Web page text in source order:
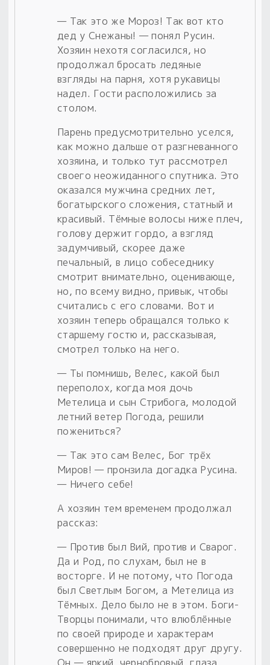
— Так это же Мороз! Так вот кто
дед у Снежаны! — понял Русин.
Хозяин нехотя согласился, но
продолжал бросать ледяные
взгляды на парня, хотя рукавицы
надел. Гости расположились за
столом.
Парень предусмотрительно уселся,
как можно дальше от разгневанного
хозяина, и только тут рассмотрел
своего неожиданного спутника. Это
оказался мужчина средних лет,
богатырского сложения, статный и
красивый. Тёмные волосы ниже плеч,
голову держит гордо, а взгляд
задумчивый, скорее даже
печальный, в лицо собеседнику
смотрит внимательно, оценивающе,
но, по всему видно, привык, чтобы
считались с его словами. Вот и
хозяин теперь обращался только к
старшему гостю и, рассказывая,
смотрел только на него.
— Ты помнишь, Велес, какой был
переполох, когда моя дочь
Метелица и сын Стрибога, молодой
летний ветер Погода, решили
пожениться?
— Так это сам Велес, Бог трёх
Миров! — пронзила догадка Русина.
— Ничего себе!
А хозяин тем временем продолжал
рассказ:
— Против был Вий, против и Сварог.
Да и Род, по слухам, был не в
восторге. И не потому, что Погода
был Светлым Богом, а Метелица из
Тёмных. Дело было не в этом. Боги-
Творцы понимали, что влюблённые
по своей природе и характерам
совершенно не подходят друг другу.